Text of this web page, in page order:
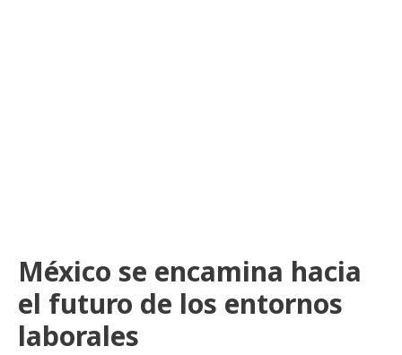
México se encamina hacia
el futuro de los entornos
laborales